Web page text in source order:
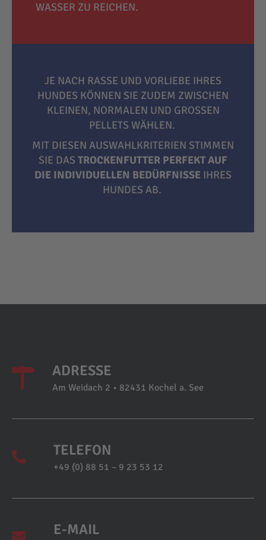
WASSER ZU REICHEN.
JE NACH RASSE UND VORLIEBE IHRES
HUNDES KÖNNEN SIE ZUDEM ZWISCHEN
KLEINEN, NORMALEN UND GROSSEN P
ELLETS WÄHLEN.
MIT DIESEN AUSWAHLKRITERIEN STIMMEN
SIE DAS TROCKENFUTTER PERFEKT AUF
DIE INDIVIDUELLEN BEDÜRFNISSE IHRES
HUNDES AB.
ADRESSE
Am Weidach 2 • 82431 Kochel a. See
TELEFON
+49 (0) 88 51 – 9 23 53 12
E-MAIL